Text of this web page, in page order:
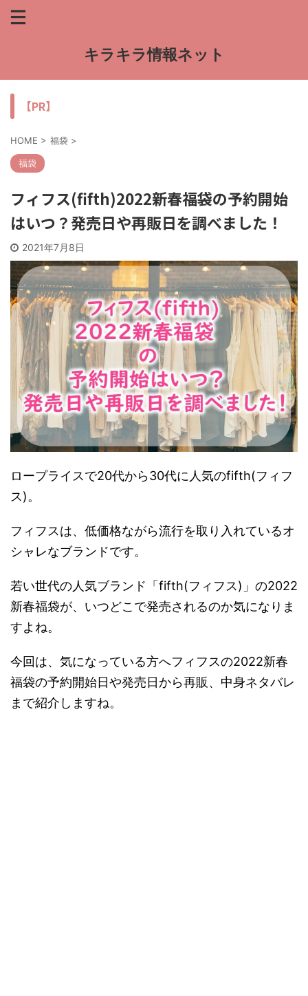
キラキラ情報ネット
【PR】
HOME > 福袋 >
福袋
フィフス(fifth)2022新春福袋の予約開始
はいつ？発売日や再販日を調べました！
2021年7月8日
ロープライスで20代から30代に人気のfifth(フィフ
ス)。
フィフスは、低価格ながら流行を取り入れているオ
シャレなブランドです。
若い世代の人気ブランド「fifth(フィフス)」の2022
新春福袋が、いつどこで発売されるのか気になりま
すよね。
今回は、気になっている方へフィフスの2022新春
福袋の予約開始日や発売日から再販、中身ネタバレ
まで紹介しますね。